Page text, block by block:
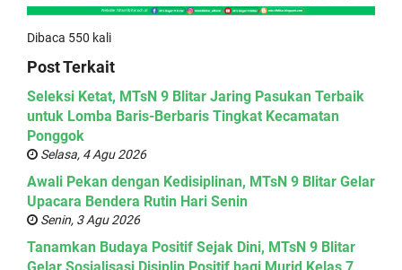
Dibaca 550 kali
Post Terkait
Seleksi Ketat, MTsN 9 Blitar Jaring Pasukan Terbaik
untuk Lomba Baris-Berbaris Tingkat Kecamatan
Ponggok
Selasa, 4 Agu 2026
Awali Pekan dengan Kedisiplinan, MTsN 9 Blitar Gelar
Upacara Bendera Rutin Hari Senin
Senin, 3 Agu 2026
Tanamkan Budaya Positif Sejak Dini, MTsN 9 Blitar
Gelar Sosialisasi Disiplin Positif bagi Murid Kelas 7